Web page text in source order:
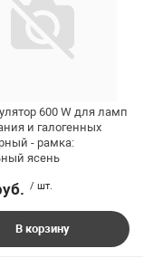
600 W для ламп
и галогенных
- рамка:
ясень
/ шт.
В корзину